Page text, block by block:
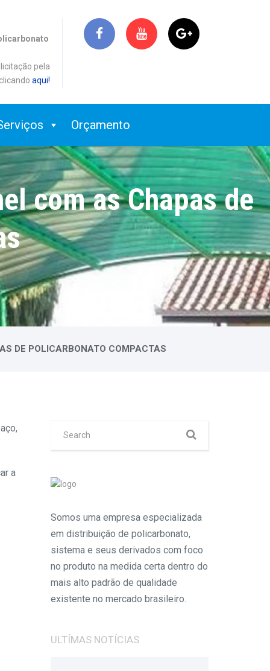
pela
aqui!
Orçamento
com as Chapas de
DE POLICARBONATO COMPACTAS
a
Somos uma empresa especializada
em distribuição de policarbonato,
sistema e seus derivados com foco
no produto na medida certa dentro do
mais alto padrão de qualidade
existente no mercado brasileiro.
ULTÍMAS NOTÍCIAS